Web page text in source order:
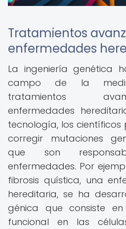
Tratamientos
enfermedades
La ingeniería genética
campo de la
tratamientos
enfermedades
tecnología, los
corregir mutaciones
que son
enfermedades. Por
fibrosis quística, una
hereditaria, se ha
génica que consiste
funcional en las